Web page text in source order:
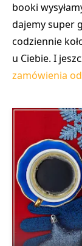
booki
dajemy super
codziennie
u Ciebie. I
zamówienia od